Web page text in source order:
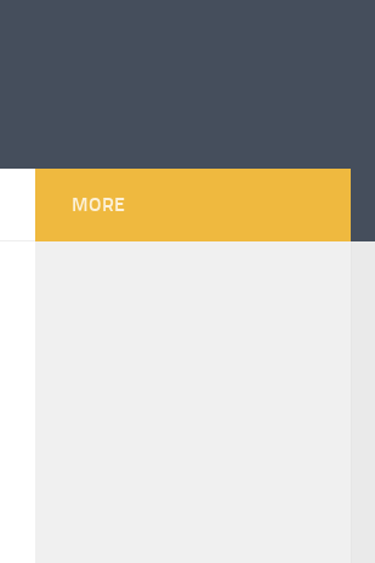
MORE